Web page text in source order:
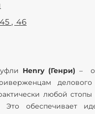
45
46
Henry (Генри) –
любой
обеспечивает